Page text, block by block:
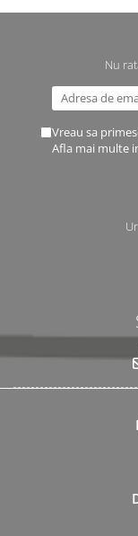
Nu
Vreau sa
Afla mai multe